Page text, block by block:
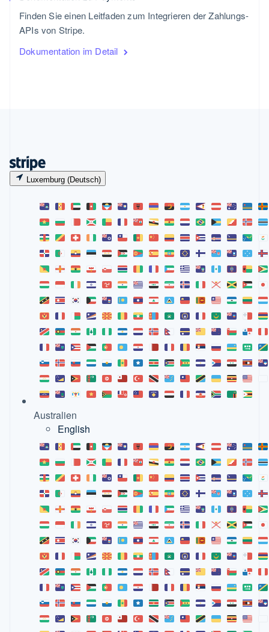
Finden Sie einen Leitfaden zum Integrieren der Zahlungs-
APIs von Stripe.
Dokumentation im Detail
Luxemburg (Deutsch)
Australien
English